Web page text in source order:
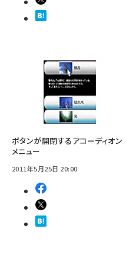
ボタンが開閉するアコーディオン
メニュー
2011年5月25日 20:00